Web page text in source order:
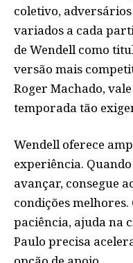
coletivo,
variados a cada
de Wendell como
versão mais
Roger Machado,
temporada tão
Wendell oferece
experiência.
avançar, consegue
condições melhores.
paciência, ajuda na
Paulo precisa